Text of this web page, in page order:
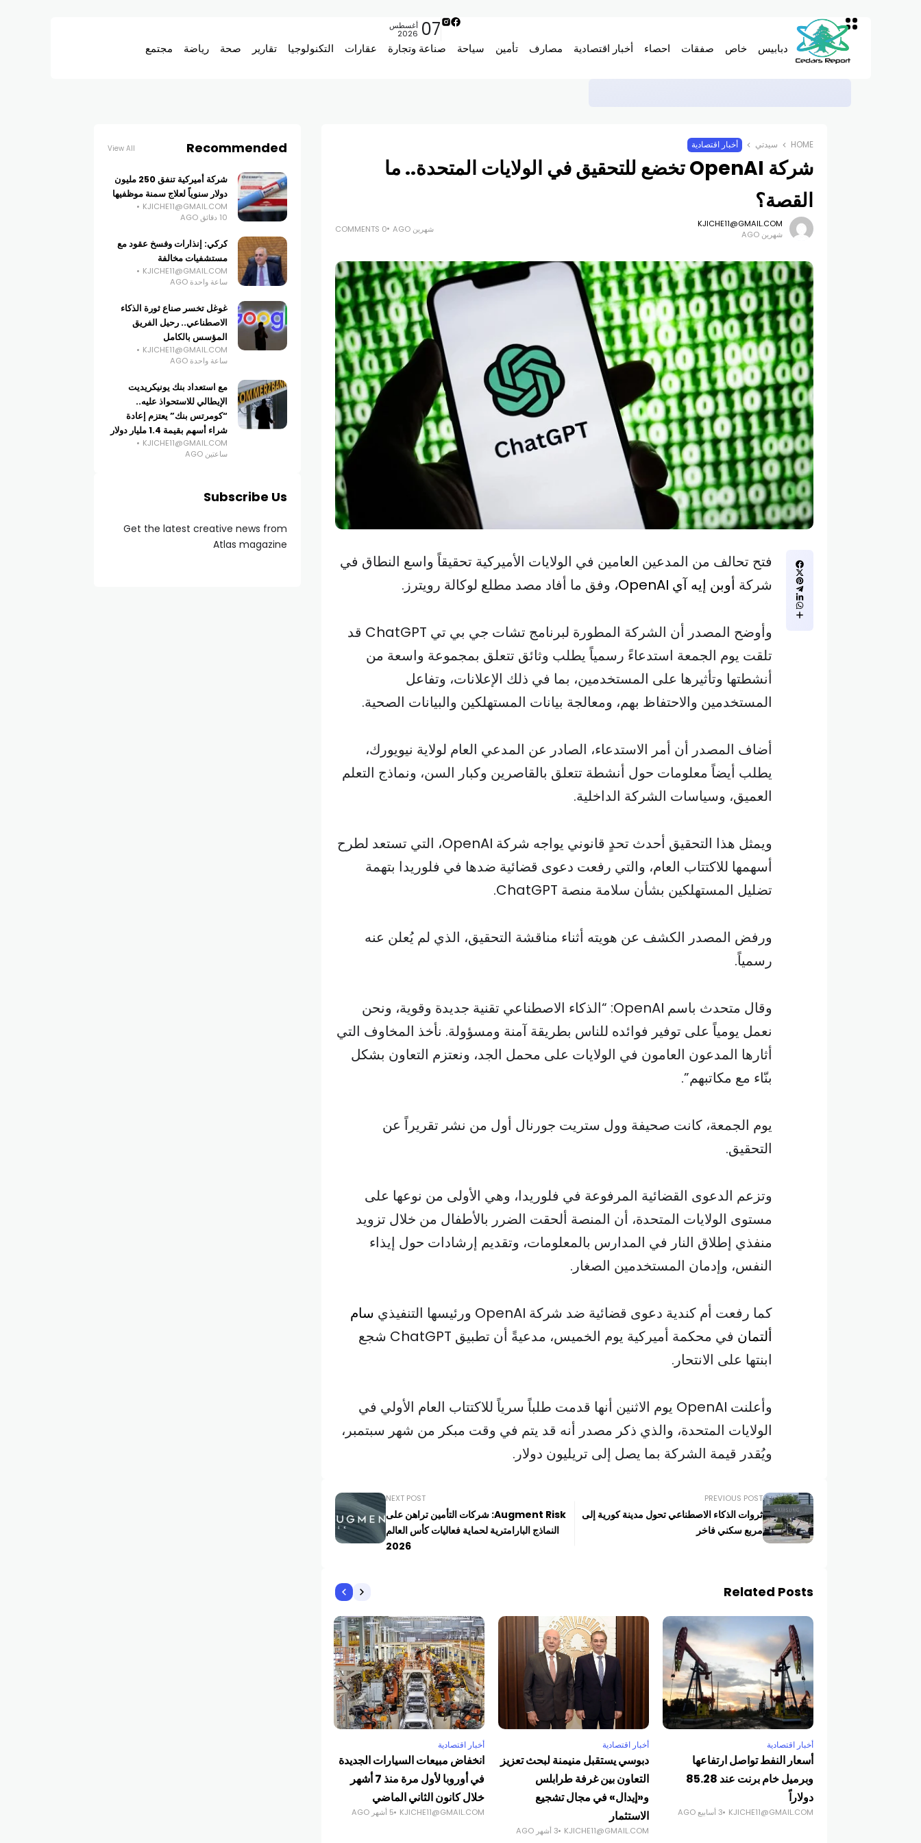
دبابيس خاص صفقات احصاء أخبار اقتصادية مصارف تأمين سياحة صناعة وتجارة عقارات التكنولوجيا تقارير صحة رياضة مجتمع
07 أغسطس
2026
HOME سيدتي أخبار اقتصادية
شركة OpenAI تخضع للتحقيق في الولايات المتحدة.. ما
القصة؟
KJICHE11@GMAIL.COM
شهرين AGO
شهرين AGO 0 COMMENTS
فتح تحالف من المدعين العامين في الولايات الأميركية تحقيقاً واسع النطاق في
شركة أوبن إيه آي OpenAI ، وفق ما أفاد مصد مطلع لوكالة رويترز.
وأوضح المصدر أن الشركة المطورة لبرنامج تشات جي بي تي ChatGPT قد
تلقت يوم الجمعة استدعاءً رسمياً يطلب وثائق تتعلق بمجموعة واسعة من
أنشطتها وتأثيرها على المستخدمين، بما في ذلك الإعلانات، وتفاعل
المستخدمين والاحتفاظ بهم، ومعالجة بيانات المستهلكين والبيانات الصحية.
أضاف المصدر أن أمر الاستدعاء، الصادر عن المدعي العام لولاية نيويورك،
يطلب أيضاً معلومات حول أنشطة تتعلق بالقاصرين وكبار السن، ونماذج التعلم
العميق، وسياسات الشركة الداخلية.
ويمثل هذا التحقيق أحدث تحدٍ قانوني يواجه شركة OpenAI، التي تستعد لطرح
أسهمها للاكتتاب العام، والتي رفعت دعوى قضائية ضدها في فلوريدا بتهمة
تضليل المستهلكين بشأن سلامة منصة ChatGPT.
ورفض المصدر الكشف عن هويته أثناء مناقشة التحقيق، الذي لم يُعلن عنه
رسمياً.
وقال متحدث باسم OpenAI: “الذكاء الاصطناعي تقنية جديدة وقوية، ونحن
نعمل يومياً على توفير فوائده للناس بطريقة آمنة ومسؤولة. نأخذ المخاوف التي
أثارها المدعون العامون في الولايات على محمل الجد، ونعتزم التعاون بشكل
بنّاء مع مكاتبهم”.
يوم الجمعة، كانت صحيفة وول ستريت جورنال أول من نشر تقريراً عن
التحقيق.
وتزعم الدعوى القضائية المرفوعة في فلوريدا، وهي الأولى من نوعها على
مستوى الولايات المتحدة، أن المنصة ألحقت الضرر بالأطفال من خلال تزويد
منفذي إطلاق النار في المدارس بالمعلومات، وتقديم إرشادات حول إيذاء
النفس، وإدمان المستخدمين الصغار.
كما رفعت أم كندية دعوى قضائية ضد شركة OpenAI ورئيسها التنفيذي
سام
ألتمان
في محكمة أميركية يوم الخميس، مدعيةً أن تطبيق ChatGPT شجع
ابنتها على الانتحار.
وأعلنت OpenAI يوم الاثنين أنها قدمت طلباً سرياً للاكتتاب العام الأولي في
الولايات المتحدة، والذي ذكر مصدر أنه قد يتم في وقت مبكر من شهر سبتمبر،
ويُقدر قيمة الشركة بما يصل إلى تريليون دولار.
PREVIOUS POST
ثروات الذكاء الاصطناعي تحول مدينة كورية إلى
مربع سكني فاخر
NEXT POST
Augment Risk: شركات التأمين تراهن على
النماذج البارامترية لحماية فعاليات كأس العالم
2026
Related Posts
أخبار اقتصادية
أسعار النفط تواصل ارتفاعها
وبرميل خام برنت عند 85.28
دولاراً
KJICHE11@GMAIL.COM 3 أسابيع AGO
أخبار اقتصادية
دبوسي يستقبل منيمنة لبحث تعزيز
التعاون بين غرفة طرابلس
و«إيدال» في مجال تشجيع
الاستثمار
KJICHE11@GMAIL.COM 3 أشهر AGO
أخبار اقتصادية
انخفاض مبيعات السيارات الجديدة
في أوروبا لأول مرة منذ 7 أشهر
خلال كانون الثاني الماضي
KJICHE11@GMAIL.COM 5 أشهر AGO
Recommended
View All
شركة أميركية تنفق 250 مليون
دولار سنوياً لعلاج سمنة موظفيها
KJICHE11@GMAIL.COM
10 دقائق AGO
كركي: إنذارات وفسخ عقود مع
مستشفيات مخالفة
KJICHE11@GMAIL.COM
ساعة واحدة AGO
غوغل تخسر صناع ثورة الذكاء
الاصطناعي.. رحيل الفريق
المؤسس بالكامل
KJICHE11@GMAIL.COM
ساعة واحدة AGO
مع استعداد بنك يونيكريديت
الإيطالي للاستحواذ عليه..
“كومرتس بنك” يعتزم إعادة
شراء أسهم بقيمة 1.4 مليار دولار
KJICHE11@GMAIL.COM
ساعتين AGO
Subscribe Us
Get the latest creative news from
Atlas magazine